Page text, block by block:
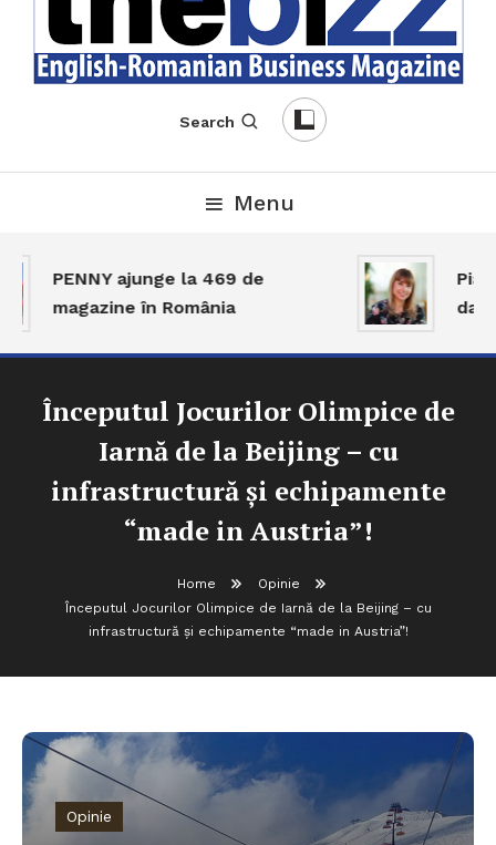
Search
Menu
PENNY ajunge la 469 de
magazine în România
dar
Începutul Jocurilor Olimpice de
Iarnă de la Beijing – cu
infrastructură și echipamente
“made in Austria”!
Home
Opinie
Începutul Jocurilor Olimpice de Iarnă de la Beijing – cu
infrastructură și echipamente “made in Austria”!
Opinie